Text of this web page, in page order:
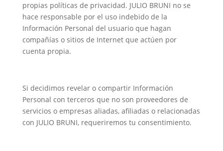
propias políticas de privacidad. JULIO BRUNI no se
hace responsable por el uso indebido de la
Información Personal del usuario que hagan
compañías o sitios de Internet que actúen por
cuenta propia.
Si decidimos revelar o compartir Información
Personal con terceros que no son proveedores de
servicios o empresas aliadas, afiliadas o relacionadas
con JULIO BRUNI, requeriremos tu consentimiento.